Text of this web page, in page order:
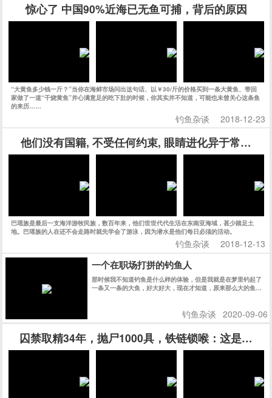
惊心了 中国90%近海已无鱼可捕，背后的原因
“大黄鱼多少钱一斤？”当你在海鲜市场问出这句话、以￥30/斤的价格买到一条大黄鱼、带回
家做了一道“干烧黄鱼”并心满意足的吃下肚的时候，你其实并不知道，可能也未曾关心这条鱼
的来历……
钓鱼杂谈 2018-12-23
他们没有国籍, 不受任何约束, 眼睛进化异于常人,
巴瑶族是最后一支海洋游牧民族，数百年来，他们世世代代生活在东南亚海域，甚少踏足土
地。巴瑶族的人在还不会走路时就先学会了游泳，因为潜水是他们每日必须的活动。
钓鱼杂谈 2018-12-13
一个在职场打拼的钓鱼人
那时候我不知道钓鱼是什么样的体验，但是我就是在梦里钓起了
一条又一条的大鱼，好大好大，现在才知道，原来那么大的鱼，
钓鱼杂谈 2020-09-06
囚禁取精34年，抛尸1000具，铁链锁喉：这是一场